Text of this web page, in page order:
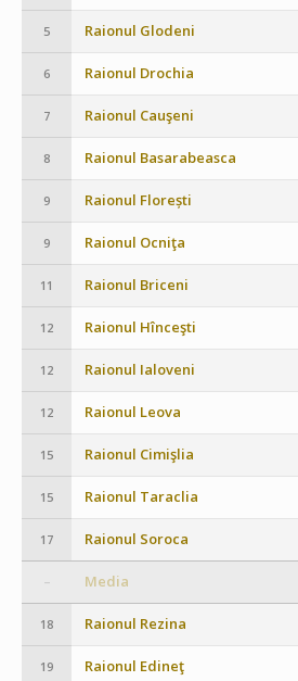
5 Raionul Glodeni
6 Raionul Drochia
7 Raionul Cauşeni
8 Raionul Basarabeasca
9 Raionul Florești
9 Raionul Ocniţa
11 Raionul Briceni
12 Raionul Hînceşti
12 Raionul Ialoveni
12 Raionul Leova
15 Raionul Cimişlia
15 Raionul Taraclia
17 Raionul Soroca
– Media
18 Raionul Rezina
19 Raionul Edineţ